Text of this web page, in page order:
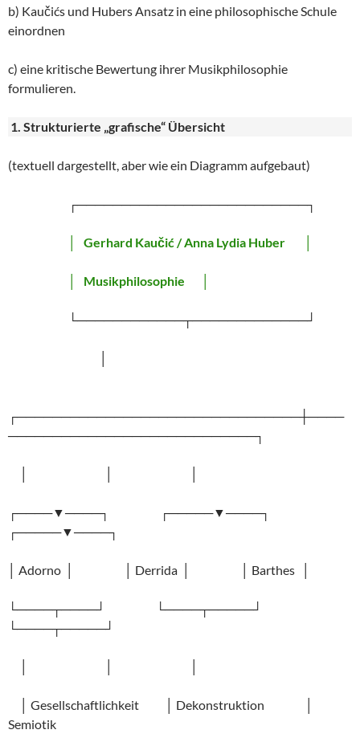
b) Kaučićs und Hubers Ansatz in eine philosophische Schule
einordnen
c) eine kritische Bewertung ihrer Musikphilosophie
formulieren.
1. Strukturierte „grafische“ Übersicht
(textuell dargestellt, aber wie ein Diagramm aufgebaut)
┌──────────────────────────┐
Gerhard Kaučić / Anna Lydia Huber
Musikphilosophie
└────────────┬─────────────┘
┌────────────────────────────────┼────
────────────────────────────┐
┌────▼────┐ ┌─────▼────┐
┌─────▼────┐
│ Adorno │ │ Derrida │ │ Barthes │
└────┬────┘ └────┬─────┘
└────┬─────┘
│ Gesellschaftlichkeit │ Dekonstruktion │
Semiotik